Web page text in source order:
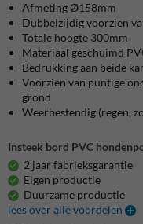
Afmeting Ø158mm
Dubbelzijdig voorzien
Totale hoogte 300mm
Materiaal geschuimd
Bedrukking aan beide
Voorzien van puntige
grond
Weerbestendig (regen,
Insteek bord PVC
2 jaar fabrieksgarantie
Eigen productie
Duurzame productie
lees over alle voordelen